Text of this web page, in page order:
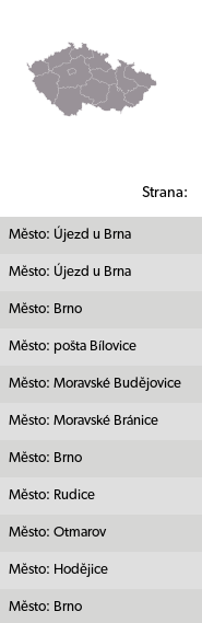
Strana:
Město: Újezd u Brna
Město: Újezd u Brna
Město: Brno
Město: pošta Bílovice
Město: Moravské Budějovice
Město: Moravské Bránice
Město: Brno
Město: Rudice
Město: Otmarov
Město: Hodějice
Město: Brno